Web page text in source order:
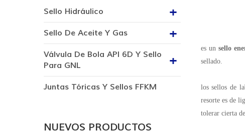
es unsello
sellado.
los sellos de
resorte es de
tolerar cierta
Sello Hidráulico
Sello De Aceite Y Gas
Válvula De Bola API 6D Y Sello
Para GNL
Juntas Tóricas Y Sellos FFKM
NUEVOS PRODUCTOS